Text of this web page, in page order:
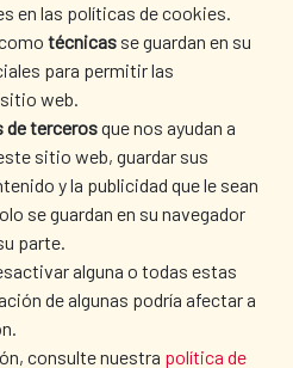
en las políticas de cookies.
técnicas se guardan en su
para permitir las
web.
de tercerosque nos ayudan a
sitio web, guardar sus
y la publicidad que le sean
se guardan en su navegador
parte.
alguna o todas estas
de algunas podría afectar a
consulte nuestra política de
WHERE DO WE COOPERATE?
PRESS ROOM
LIBRARY